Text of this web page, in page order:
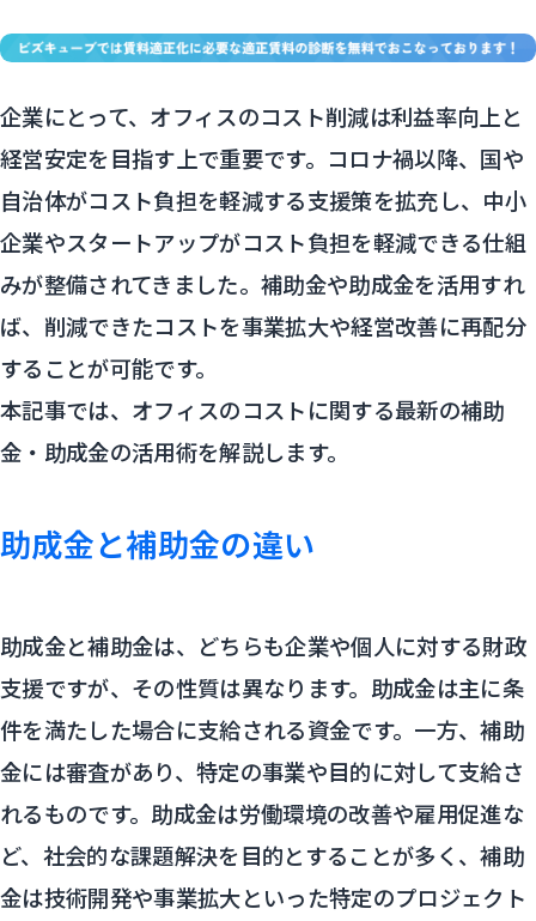
企業にとって、オフィスのコスト削減は利益率向上と
経営安定を目指す上で重要です。コロナ禍以降、国や
自治体がコスト負担を軽減する支援策を拡充し、中小
企業やスタートアップがコスト負担を軽減できる仕組
みが整備されてきました。補助金や助成金を活用すれ
ば、削減できたコストを事業拡大や経営改善に再配分
することが可能です。
本記事では、オフィスのコストに関する最新の補助
金・助成金の活用術を解説します。
助成金と補助金の違い
助成金と補助金は、どちらも企業や個人に対する財政
支援ですが、その性質は異なります。助成金は主に条
件を満たした場合に支給される資金です。一方、補助
金には審査があり、特定の事業や目的に対して支給さ
れるものです。助成金は労働環境の改善や雇用促進な
ど、社会的な課題解決を目的とすることが多く、補助
金は技術開発や事業拡大といった特定のプロジェクト